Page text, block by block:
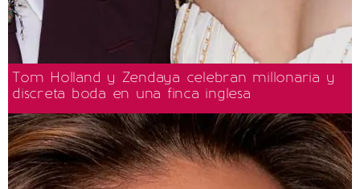
Tom Holland y Zendaya celebran millonaria y
discreta boda en una finca inglesa